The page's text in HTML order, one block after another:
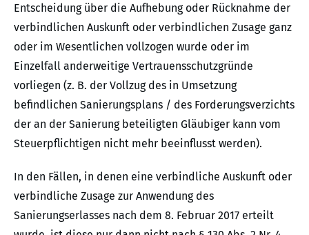
Entscheidung über die Aufhebung oder Rücknahme der
verbindlichen Auskunft oder verbindlichen Zusage ganz
oder im Wesentlichen vollzogen wurde oder im
Einzelfall anderweitige Vertrauensschutzgründe
vorliegen (z. B. der Vollzug des in Umsetzung
befindlichen Sanierungsplans / des Forderungsverzichts
der an der Sanierung beteiligten Gläubiger kann vom
Steuerpflichtigen nicht mehr beeinflusst werden).
In den Fällen, in denen eine verbindliche Auskunft oder
verbindliche Zusage zur Anwendung des
Sanierungserlasses nach dem 8. Februar 2017 erteilt